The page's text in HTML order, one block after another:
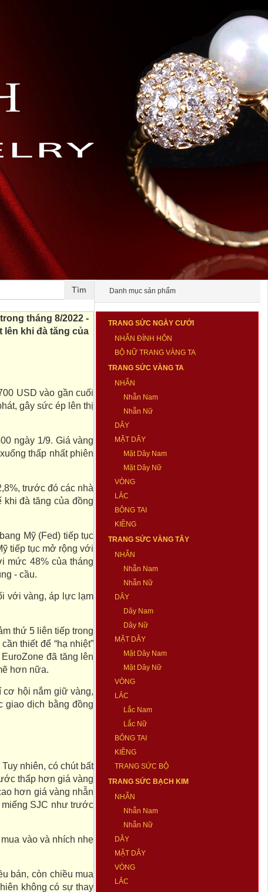
tháng 8/2022 -
lên khi đà tăng của
USD vào gần cuối
gây sức ép lên thị
ngày 1/9. Giá vàng
thấp nhất phiên
trước đó các nhà
đà tăng của đồng
Mỹ (Fed) tiếp tục
tiếp tục mở rộng với
mức 48% của tháng
- cầu.
với vàng, áp lực lạm
thứ 5 liên tiếp trong
thiết để “hạ nhiệt”
đã tăng lên
hơn nữa.
cơ hội nắm giữ vàng,
giao dịch bằng đồng
nhiên, có chút bất
thấp hơn giá vàng
hơn giá vàng nhẫn
SJC như trước
vào và nhích nhẹ
bán, còn chiều mua
không có sự thay
Danh mục sản phẩm
TRANG SỨC NGÀY CƯỚI
NHẪN ĐÍNH HÔN
BỘ NỮ TRANG VÀNG TA
TRANG SỨC VÀNG TA
NHẪN
Nhẫn Nam
Nhẫn Nữ
DÂY
MẶT DÂY
Mặt Dây Nam
Mặt Dây Nữ
VÒNG
LẮC
BÔNG TAI
KIỀNG
TRANG SỨC VÀNG TÂY
NHẪN
Nhẫn Nam
Nhẫn Nữ
DÂY
Dây Nam
Dây Nữ
MẶT DÂY
Mặt Dây Nam
Mặt Dây Nữ
VÒNG
LẮC
Lắc Nam
Lắc Nữ
BÔNG TAI
KIỀNG
TRANG SỨC BỘ
TRANG SỨC BẠCH KIM
NHẪN
Nhẫn Nam
Nhẫn Nữ
DÂY
MẶT DÂY
VÒNG
LẮC